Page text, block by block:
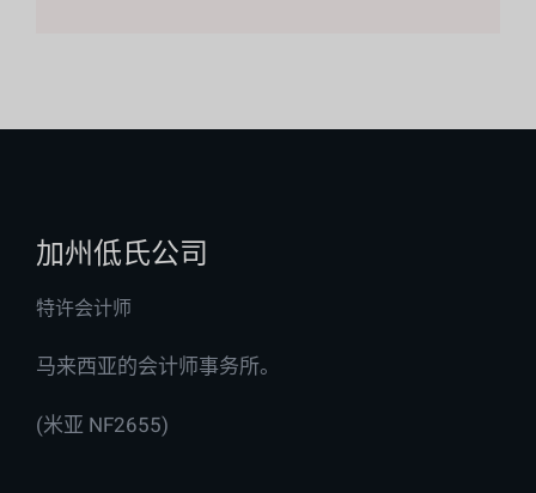
加州低氏公司
特许会计师
马来西亚的会计师事务所。
(米亚 NF2655)